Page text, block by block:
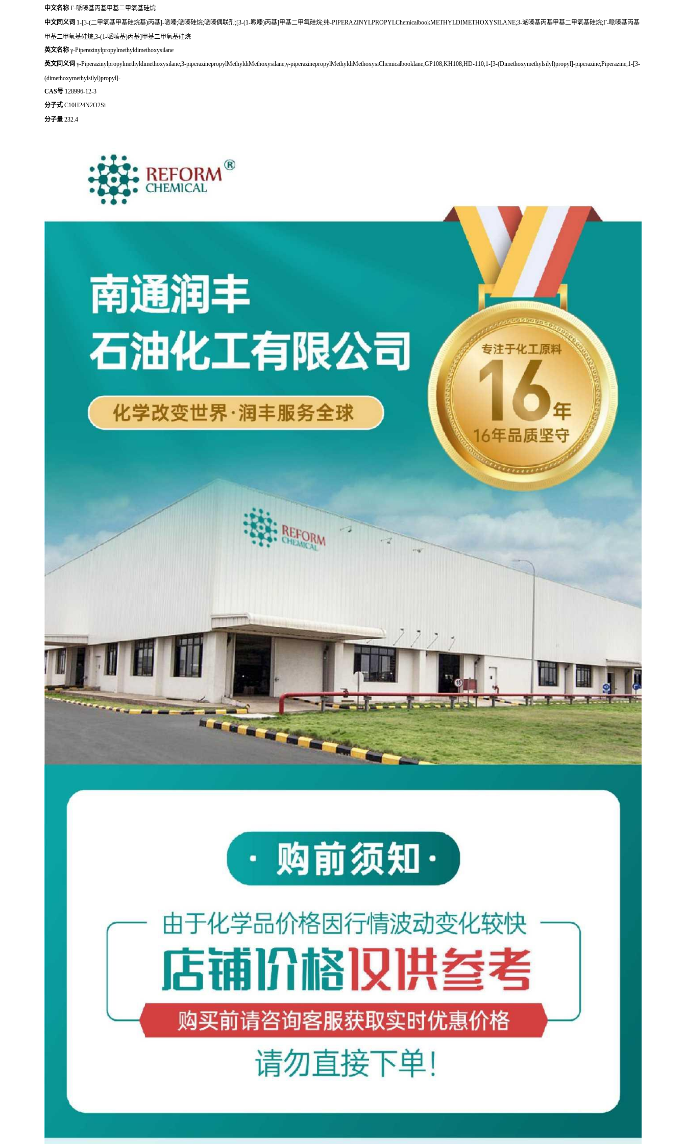
中文名称 Γ-哌嗪基丙基甲基二甲氧基硅烷
中文同义词 1-[3-(二甲氧基甲基硅烷基)丙基]-哌嗪;哌嗪硅烷;哌嗪偶联剂;[3-(1-哌嗪)丙基]甲基二甲氧硅烷;纬-PIPERAZINYLPROPYLChemicalbookMETHYLDIMETHOXYSILANE;3-派嗪基丙基甲基二甲氧基硅烷;Γ-哌嗪基丙基
甲基二甲氧基硅烷;3-(1-哌嗪基)丙基]甲基二甲氧基硅烷
英文名称 γ-Piperazinylpropylmethyldimethoxysilane
英文同义词 γ-Piperazinylpropylmethyldimethoxysilane;3-piperazinepropylMethyldiMethoxysilane;γ-piperazinepropylMethyldiMethoxysiChemicalbooklane;GP108;KH108;HD-110;1-[3-(Dimethoxymethylsilyl)propyl]-piperazine;Piperazine,1-[3-
(dimethoxymethylsilyl)propyl]-
CAS号 128996-12-3
分子式 C10H24N2O2Si
分子量 232.4